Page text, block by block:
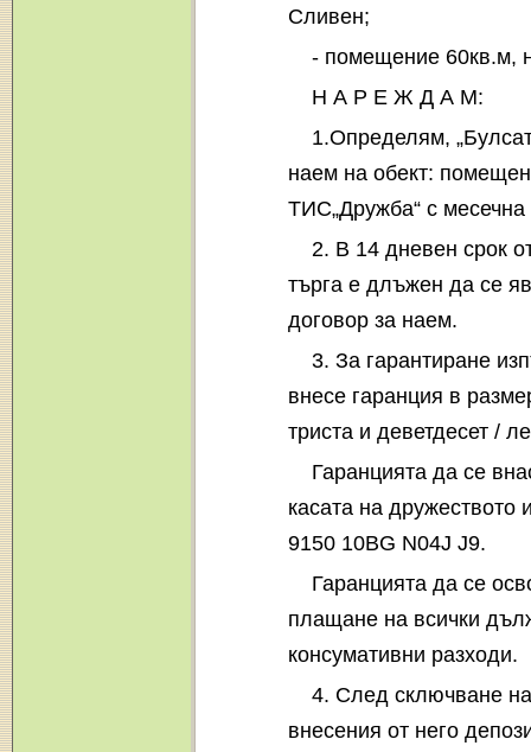
Сливен;
- помещение 60кв.м,
Н А Р Е Ж Д А М:
1.Определям,
наем на обект:
ТИС„Дружба“ с
2. В 14 дневен срок
търга е длъжен да се
договор за наем.
3. За гарантиране
внесе гаранция в
триста и деветдесет /
Гаранцията да се
касата на
9150 10BG N04J J9.
Гаранцията да се
плащане на всички
консумативни разходи.
4. След сключване
внесения от него